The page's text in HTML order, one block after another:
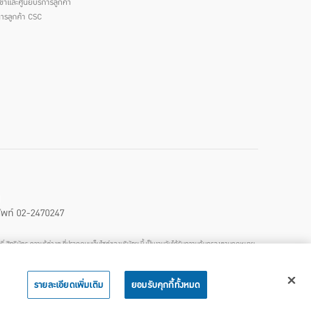
ลูกค้า CSC
ท์ 02-2470247
สิทธิบัตร ความรู้ต่างๆ ที่ปรากฏบนเว็บไซต์ของบริษัทฯ นี้ เป็นงานอันได้รับความคุ้มครองตามกฎหมาย
โทร
รายละเอียดเพิ่มเติม ยอมรับคุกกี้ทั้งหมด